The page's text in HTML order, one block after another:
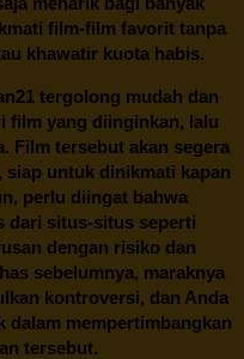
film-film favorit tanpa
khawatir kuota habis.
tergolong mudah dan
film yang diinginkan, lalu
Film tersebut akan segera
siap untuk dinikmati kapan
perlu diingat bahwa
dari situs-situs seperti
dengan risiko dan
sebelumnya, maraknya
kontroversi, dan Anda
dalam mempertimbangkan
tersebut.